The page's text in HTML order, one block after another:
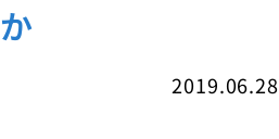
2019.06.28